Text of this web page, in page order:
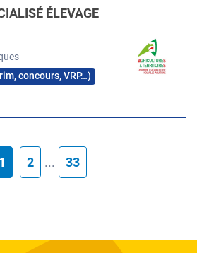
ÉLEVAGE
concours, VRP…)
1 2 ... 33